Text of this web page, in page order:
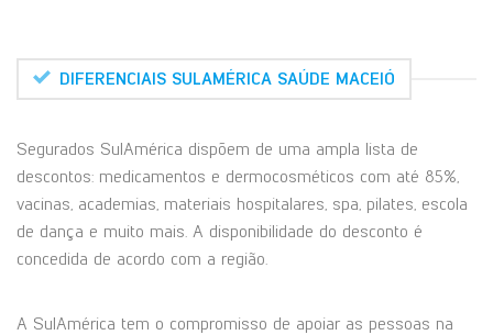
DIFERENCIAIS SULAMÉRICA SAÚDE MACEIÓ
Segurados SulAmérica dispõem de uma ampla lista de
descontos: medicamentos e dermocosméticos com até 85%,
vacinas, academias, materiais hospitalares, spa, pilates, escola
de dança e muito mais. A disponibilidade do desconto é
concedida de acordo com a região.
A SulAmérica tem o compromisso de apoiar as pessoas na